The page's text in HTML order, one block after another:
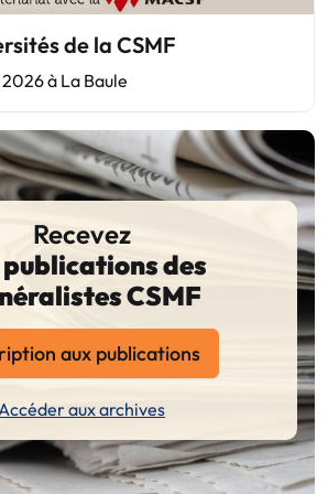
de la CSMF
à La Baule
Recevez
publications des
CSMF
aux publications
Accéder aux archives